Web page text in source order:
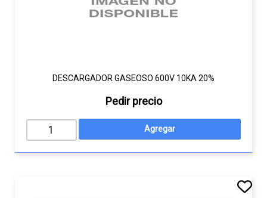
DESCARGADOR GASEOSO 600V 10KA 20%
Pedir precio